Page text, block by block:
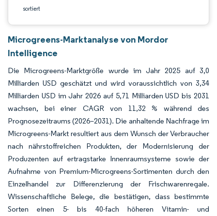
sortiert
Microgreens-Marktanalyse von Mordor
Intelligence
Die Microgreens-Marktgröße wurde im Jahr 2025 auf 3,0
Milliarden USD geschätzt und wird voraussichtlich von 3,34
Milliarden USD im Jahr 2026 auf 5,71 Milliarden USD bis 2031
wachsen, bei einer CAGR von 11,32 % während des
Prognosezeitraums (2026–2031). Die anhaltende Nachfrage im
Microgreens-Markt resultiert aus dem Wunsch der Verbraucher
nach nährstoffreichen Produkten, der Modernisierung der
Produzenten auf ertragstarke Innenraumsysteme sowie der
Aufnahme von Premium-Microgreens-Sortimenten durch den
Einzelhandel zur Differenzierung der Frischwarenregale.
Wissenschaftliche Belege, die bestätigen, dass bestimmte
Sorten einen 5- bis 40-fach höheren Vitamin- und